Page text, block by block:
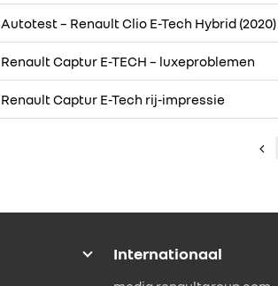
Autotest – Renault Clio E-Tech Hybrid (2020)
Renault Captur E-TECH – luxeproblemen
Renault Captur E-Tech rij-impressie
Internationaal